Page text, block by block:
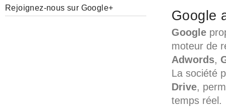
Google
Google
moteur de
Adwords,
La société
Drive,
temps réel.
Rejoignez-nous sur Google+